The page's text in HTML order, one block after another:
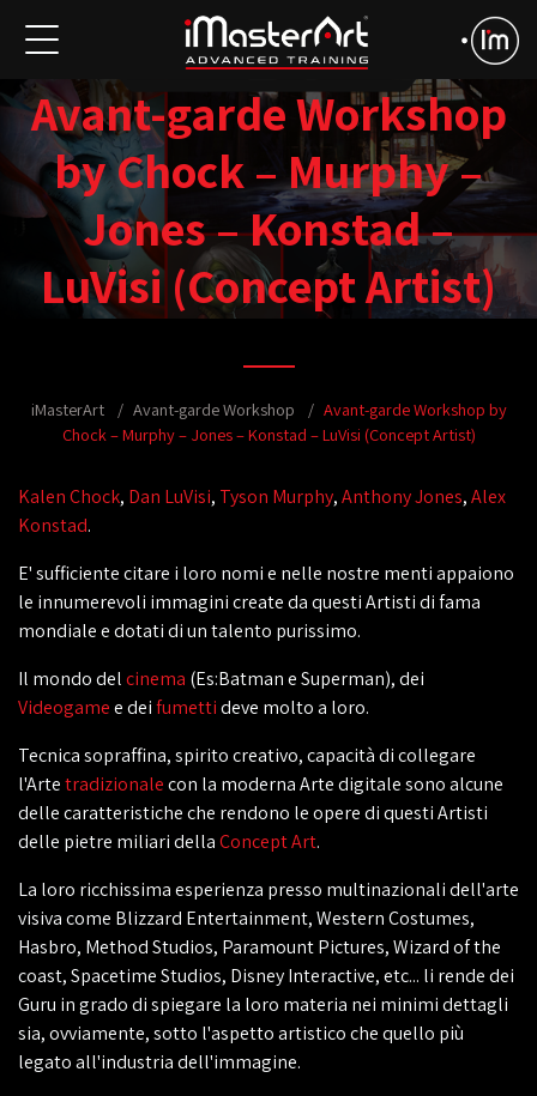
Avant-garde Workshop
by Chock – Murphy –
Jones – Konstad –
LuVisi (Concept Artist)
iMasterArt Avant-garde Workshop
Avant-garde Workshop by
Chock – Murphy – Jones – Konstad – LuVisi (Concept Artist)
Kalen Chock, Dan LuVisi, Tyson Murphy,Anthony Jones,Alex
Konstad.
E' sufficiente citare i loro nomi e nelle nostre menti appaiono
le innumerevoli immagini create da questi Artisti di fama
mondiale e dotati di un talento purissimo.
Il mondo delcinema (Es:Batman e Superman), dei
Videogamee deifumettideve molto a loro.
Tecnica sopraffina, spirito creativo, capacità di collegare
l'Artetradizionalecon la moderna Arte digitale sono alcune
delle caratteristiche che rendono le opere di questi Artisti
delle pietre miliari dellaConcept Art.
La loro ricchissima esperienza presso multinazionali dell'arte
visiva come Blizzard Entertainment, Western Costumes,
Hasbro, Method Studios, Paramount Pictures, Wizard of the
coast, Spacetime Studios, Disney Interactive, etc... li rende dei
Guru in grado di spiegare la loro materia nei minimi dettagli
sia, ovviamente, sotto l'aspetto artistico che quello più
legato all'industria dell'immagine.